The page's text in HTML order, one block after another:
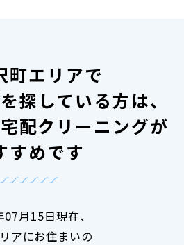
町エリアで
探している方は、
配クリーニングが
すめです
月15日現在、
アにお住まいの